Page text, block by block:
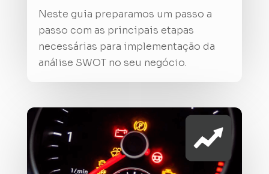
Neste guia preparamos um passo a
passo com as principais etapas
necessárias para implementação da
análise SWOT no seu negócio.